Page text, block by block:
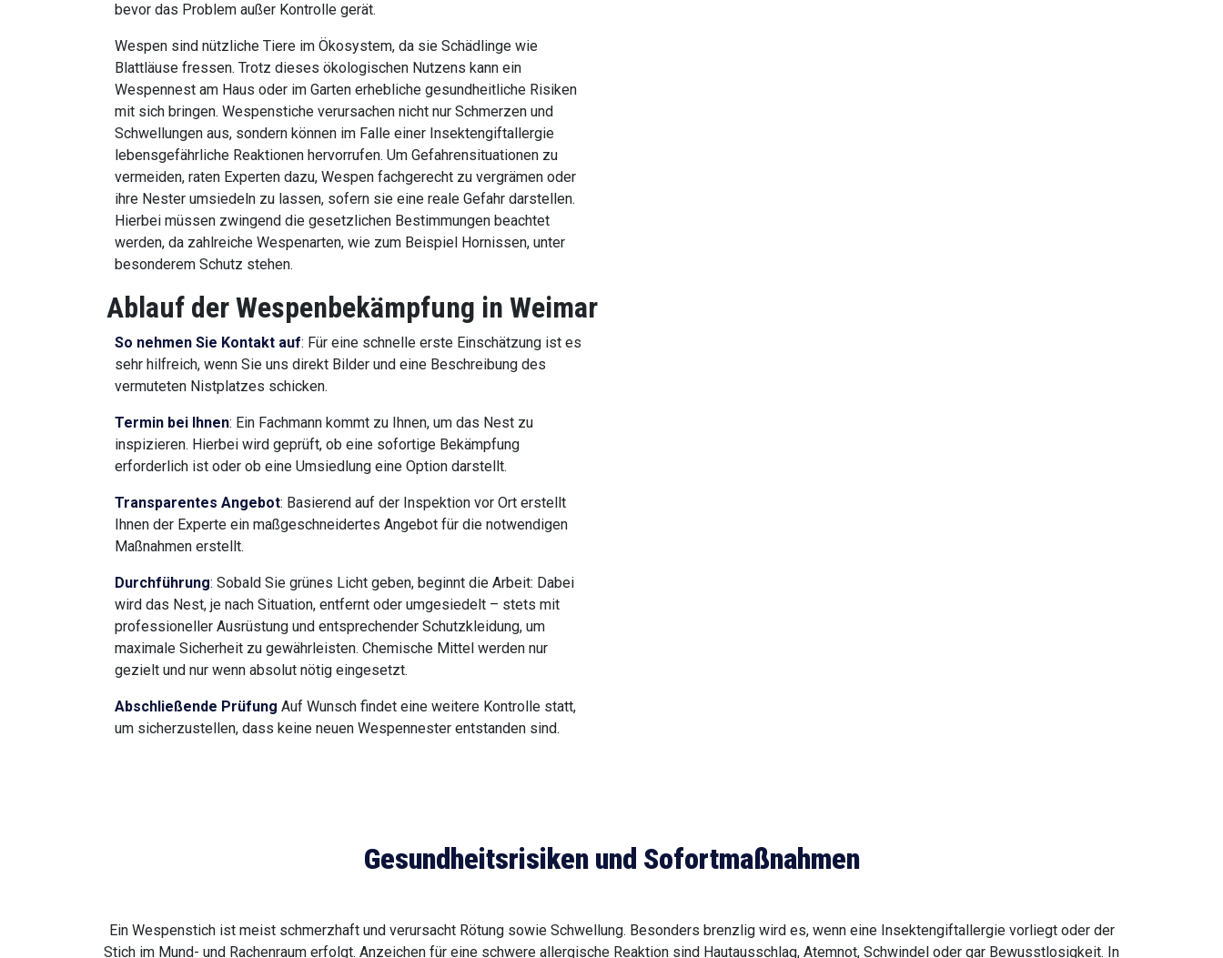
bevor das Problem außer Kontrolle gerät.
Wespen sind nützliche Tiere im Ökosystem, da sie Schädlinge wie
Blattläuse fressen. Trotz dieses ökologischen Nutzens kann ein
Wespennest am Haus oder im Garten erhebliche gesundheitliche Risiken
mit sich bringen. Wespenstiche verursachen nicht nur Schmerzen und
Schwellungen aus, sondern können im Falle einer Insektengiftallergie
lebensgefährliche Reaktionen hervorrufen. Um Gefahrensituationen zu
vermeiden, raten Experten dazu, Wespen fachgerecht zu vergrämen oder
ihre Nester umsiedeln zu lassen, sofern sie eine reale Gefahr darstellen.
Hierbei müssen zwingend die gesetzlichen Bestimmungen beachtet
werden, da zahlreiche Wespenarten, wie zum Beispiel Hornissen, unter
besonderem Schutz stehen.
Ablauf der Wespenbekämpfung in Weimar
So nehmen Sie Kontakt auf: Für eine schnelle erste Einschätzung ist es
sehr hilfreich, wenn Sie uns direkt Bilder und eine Beschreibung des
vermuteten Nistplatzes schicken.
Termin bei Ihnen: Ein Fachmann kommt zu Ihnen, um das Nest zu
inspizieren. Hierbei wird geprüft, ob eine sofortige Bekämpfung
erforderlich ist oder ob eine Umsiedlung eine Option darstellt.
Transparentes Angebot: Basierend auf der Inspektion vor Ort erstellt
Ihnen der Experte ein maßgeschneidertes Angebot für die notwendigen
Maßnahmen erstellt.
Durchführung: Sobald Sie grünes Licht geben, beginnt die Arbeit: Dabei
wird das Nest, je nach Situation, entfernt oder umgesiedelt – stets mit
professioneller Ausrüstung und entsprechender Schutzkleidung, um
maximale Sicherheit zu gewährleisten. Chemische Mittel werden nur
gezielt und nur wenn absolut nötig eingesetzt.
Abschließende Prüfung Auf Wunsch findet eine weitere Kontrolle statt,
um sicherzustellen, dass keine neuen Wespennester entstanden sind.
Gesundheitsrisiken und Sofortmaßnahmen
Ein Wespenstich ist meist schmerzhaft und verursacht Rötung sowie Schwellung. Besonders brenzlig wird es, wenn eine Insektengiftallergie vorliegt oder der
Stich im Mund- und Rachenraum erfolgt. Anzeichen für eine schwere allergische Reaktion sind Hautausschlag, Atemnot, Schwindel oder gar Bewusstlosigkeit. In